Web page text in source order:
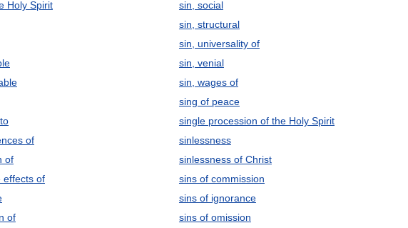
Holy Spirit
of
of
effects of
of
sin, social
sin, structural
sin, universality of
sin, venial
sin, wages of
sing of peace
single procession of the Holy Spirit
sinlessness
sinlessness of Christ
sins of commission
sins of ignorance
sins of omission